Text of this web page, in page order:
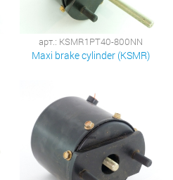
арт.: KSMR1PT40-800NN
Maxi brake cylinder (KSMR)